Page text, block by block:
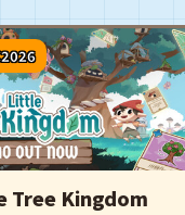
Tree Kingdom